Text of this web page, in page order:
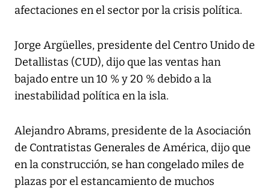
afectaciones en el sector por la crisis política.
Jorge Argüelles, presidente del Centro Unido de
Detallistas (CUD), dijo que las ventas han
bajado entre un 10 % y 20 % debido a la
inestabilidad política en la isla.
Alejandro Abrams, presidente de la Asociación
de Contratistas Generales de América, dijo que
en la construcción, se han congelado miles de
plazas por el estancamiento de muchos